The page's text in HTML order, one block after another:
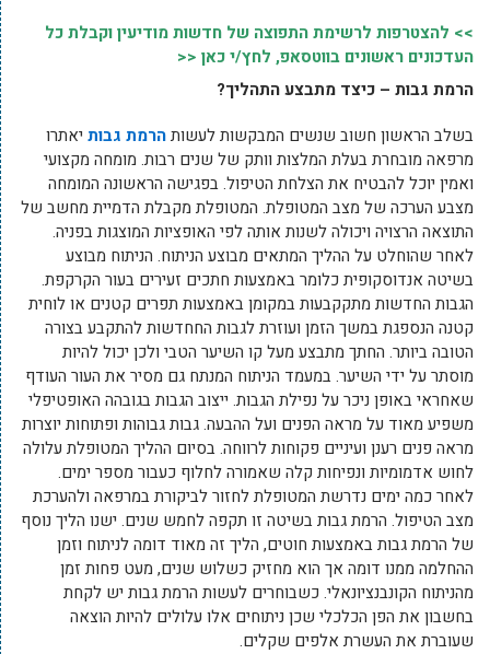
>> להצטרפות לרשימת התפוצה של חדשות מודיעין וקבלת כל
העדכונים ראשונים בווטסאפ, לחץ/י כאן <<
הרמת גבות – כיצד מתבצע התהליך?
בשלב הראשון חשוב שנשים המבקשות לעשותהרמת גבות יאתרו
מרפאה מובחרת בעלת המלצות וותק של שנים רבות. מומחה מקצועי
ואמין יוכל להבטיח את הצלחת הטיפול. בפגישה הראשונה המומחה
מצבע הערכה של מצב המטופלת. המטופלת מקבלת הדמיית מחשב של
התוצאה הרצויה ויכולה לשנות אותה לפי האופציות המוצגות בפניה.
לאחר שהוחלט על ההליך המתאים מבוצע הניתוח. הניתוח מבוצע
בשיטה אנדוסקופית כלומר באמצעות חתכים זעירים בעור הקרקפת.
הגבות החדשות מתקקבעות במקומן באמצעות תפרים קטנים או לוחית
קטנה הנספגת במשך הזמן ועוזרת לגבות החחדשות להתקבע בצורה
הטובה ביותר. החתך מתבצע מעל קו השיער הטבי ולכן יכול להיות
מוסתר על ידי השיער. במעמד הניתוח המנתח גם מסיר את העור העודף
שאחראי באופן ניכר על נפילת הגבות. ייצוב הגבות בגובהה האופטיפלי
משפיע מאוד על מראה הפנים ועל ההבעה. גבות גבוהות ופתוחות יוצרות
מראה פנים רענן ועיניים פקוחות לרווחה. בסיום ההליך המטופלת עלולה
לחוש אדמומיות ונפיחות קלה שאמורה לחלוף כעבור מספר ימים.
לאחר כמה ימים נדרשת המטופלת לחזור לביקורת במרפאה ולהערכת
מצב הטיפול. הרמת גבות בשיטה זו תקפה לחמש שנים. ישנו הליך נוסף
של הרמת גבות באמצעות חוטים, הליך זה מאוד דומה לניתוח וזמן
ההחלמה ממנו דומה אך הוא מחזיק כשלוש שנים, מעט פחות זמן
מהניתוח הקונבנציונאלי. כשבוחרים לעשות הרמת גבות יש לקחת
בחשבון את הפן הכלכלי שכן ניתוחים אלו עלולים להיות הוצאה
שעוברת את העשרת אלפים שקלים.